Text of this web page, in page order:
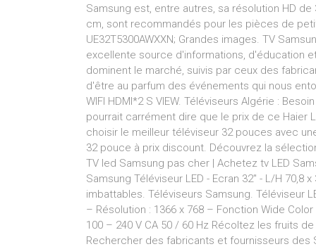
Samsung est, entre autres, sa résolution HD
cm, sont recommandés pour les pièces de
UE32T5300AWXXN; Grandes images. TV
excellente source d'informations, d'éducation
dominent le marché, suivis par ceux des
d'être au parfum des événements qui nous
WIFI HDMI*2 S VIEW. Téléviseurs Algérie :
pourrait carrément dire que le prix de ce Haier
choisir le meilleur téléviseur 32 pouces avec
32 pouce à prix discount. Découvrez la
TV led Samsung pas cher | Achetez tv LED
Samsung Téléviseur LED - Ecran 32" - L/H 70,8
imbattables. Téléviseurs Samsung. Téléviseur
– Résolution : 1366 x 768 – Fonction Wide
100 – 240 V CA 50 / 60 Hz Récoltez les fruits
Rechercher des fabricants et fournisseurs des